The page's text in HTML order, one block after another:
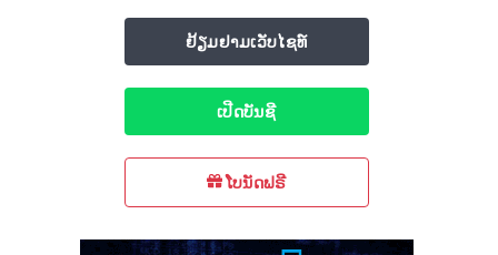
ຢ້ຽມຢາມເວັບໄຊທ໌
ເປີດບັນຊີ
ໂບນັດຟຣີ